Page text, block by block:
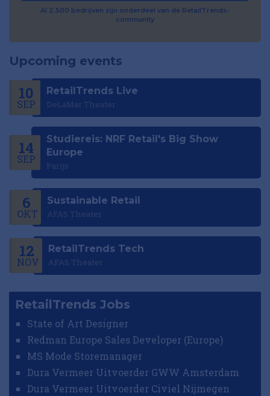
Al 2.500 bedrijven zijn onderdeel van de RetailTrends-
community
Upcoming events
10
SEP
RetailTrends Live
DeLaMar Theater
14
SEP
Studiereis: NRF Retail's Big Show
Europe
Parijs
6
OKT
Sustainable Retail
AFAS Theater
12
NOV
RetailTrends Tech
AFAS Theater
RetailTrends Jobs
State of Art Designer
Redman Europe Sales Developer (Europe)
MS Mode Storemanager
Dura Vermeer Uitvoerder GWW Amsterdam
Dura Vermeer Uitvoerder Civiel Nijmegen